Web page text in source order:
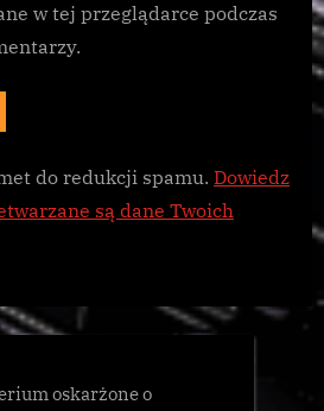
w tej przeglądarce podczas
do redukcji spamu. Dowiedz
są dane Twoich
oskarżone o